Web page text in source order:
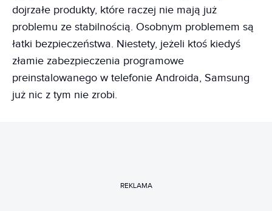
dojrzałe produkty, które raczej nie mają już
problemu ze stabilnością. Osobnym problemem są
łatki bezpieczeństwa. Niestety, jeżeli ktoś kiedyś
złamie zabezpieczenia programowe
preinstalowanego w telefonie Androida, Samsung
już nic z tym nie zrobi.
REKLAMA